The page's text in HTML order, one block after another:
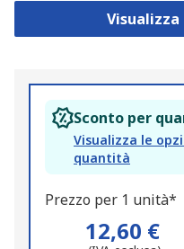
Visualizza
Sconto per
Visualizza le
quantità
Prezzo per 1 unità*
12,60 €